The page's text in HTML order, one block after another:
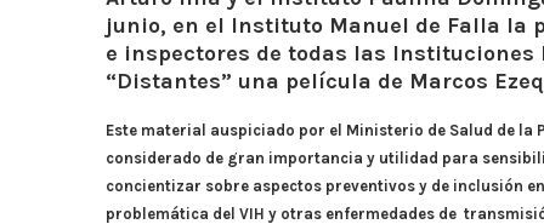
junio, en el Instituto Manuel de Falla la
e inspectores de todas las Instituciones
“Distantes” una película de Marcos
Este material auspiciado por el Ministerio de Salud de la
considerado de gran importancia y utilidad para
concientizar sobre aspectos preventivos y de inclusión
problemática del VIH y otras enfermedades de